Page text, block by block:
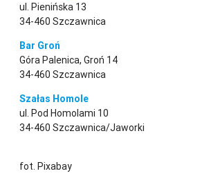
ul. Pienińska 13
34-460 Szczawnica
Bar Groń
Góra Palenica, Groń 14
34-460 Szczawnica
Szałas Homole
ul. Pod Homolami 10
34-460 Szczawnica/Jaworki
fot. Pixabay